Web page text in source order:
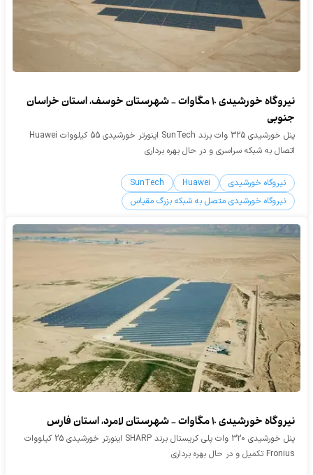
نیروگاه خورشیدی 10 مگاوات - شهرستان خوسف، استان خراسان
جنوبی
پنل خورشیدی 325 وات برند SunTech اینورتر خورشیدی 55 کیلووات Huawei
اتصال به شبکه سراسری و در حال بهره برداری
نیروگاه خورشیدی Huawei
SunTech
نیروگاه خورشیدی متصل به شبکه بزرگ مقیاس
نیروگاه خورشیدی 10 مگاوات - شهرستان لامرد، استان فارس
پنل خورشیدی 320 وات پلی کریستال برند SHARP اینورتر خورشیدی 25 کیلووات
Fronius تکمیل و در حال بهره برداری